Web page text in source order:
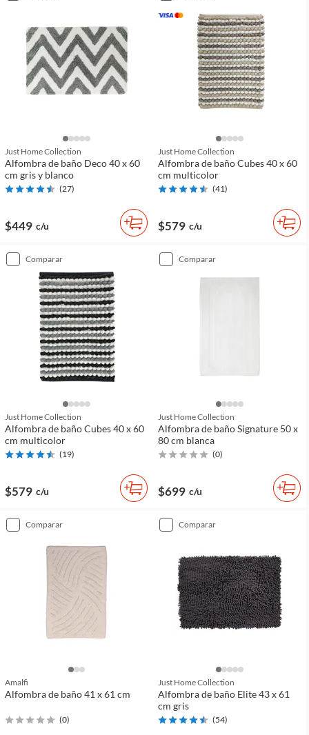
Just Home Collection
Alfombra de baño Deco 40 x 60
cm gris y blanco
(27)
$449 c/u
Just Home Collection
Alfombra de baño Cubes 40 x 60
cm multicolor
(41)
$579 c/u
comparar
Just Home Collection
Alfombra de baño Cubes 40 x 60
cm multicolor
(19)
$579 c/u
comparar
Just Home Collection
Alfombra de baño Signature 50 x
80 cm blanca
(0)
$699 c/u
comparar
Amalfi
Alfombra de baño 41 x 61 cm
(0)
comparar
Just Home Collection
Alfombra de baño Elite 43 x 61
cm gris
(54)